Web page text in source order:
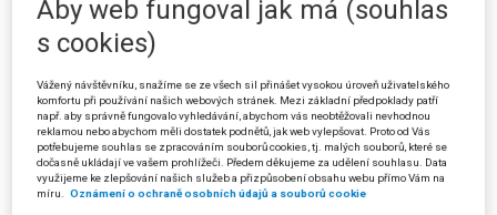
Věc: a) Podnikatelské odbory – Unie podnikatelských a živnostenských
spolků, z.s., b) M. B., c) P. Š., d) L. M., e) L. L., f) P. B., g) M. Š., h) H. L. a
ch) M. P. proti Ministerstvu zdravotnictví o návrhu na zrušení
Navrhovatelé se návrhem ze dne 4. 6. 2021 domáhali zrušení
mimořádného opatření odpůrce ze dne 10. 5. 2021, které bylo k ochraně
obyvatelstva před dalším rozšířením onemocnění COVID-19
způsobeného novým koronavirem SARS-CoV-2 nařízeno postupem
podle § 69 odst. 1 písm. b) a i) a odst. 2 zákona č. 258/2000 Sb., o
Aby web fungoval jak má (souhlas
s cookies)
Vážený návštěvníku, snažíme se ze všech sil přinášet vysokou úroveň uživatelského
komfortu při používání našich webových stránek. Mezi základní předpoklady patří
např. aby správně fungovalo vyhledávání, abychom vás neobtěžovali nevhodnou
reklamou nebo abychom měli dostatek podnětů, jak web vylepšovat. Proto od Vás
potřebujeme souhlas se zpracováním souborů cookies, tj. malých souborů, které se
dočasně ukládají ve vašem prohlížeči. Předem děkujeme za udělení souhlasu. Data
využijeme ke zlepšování našich služeb a přizpůsobení obsahu webu přímo Vám na
míru.
Oznámení o ochraně osobních údajů a souborů cookie